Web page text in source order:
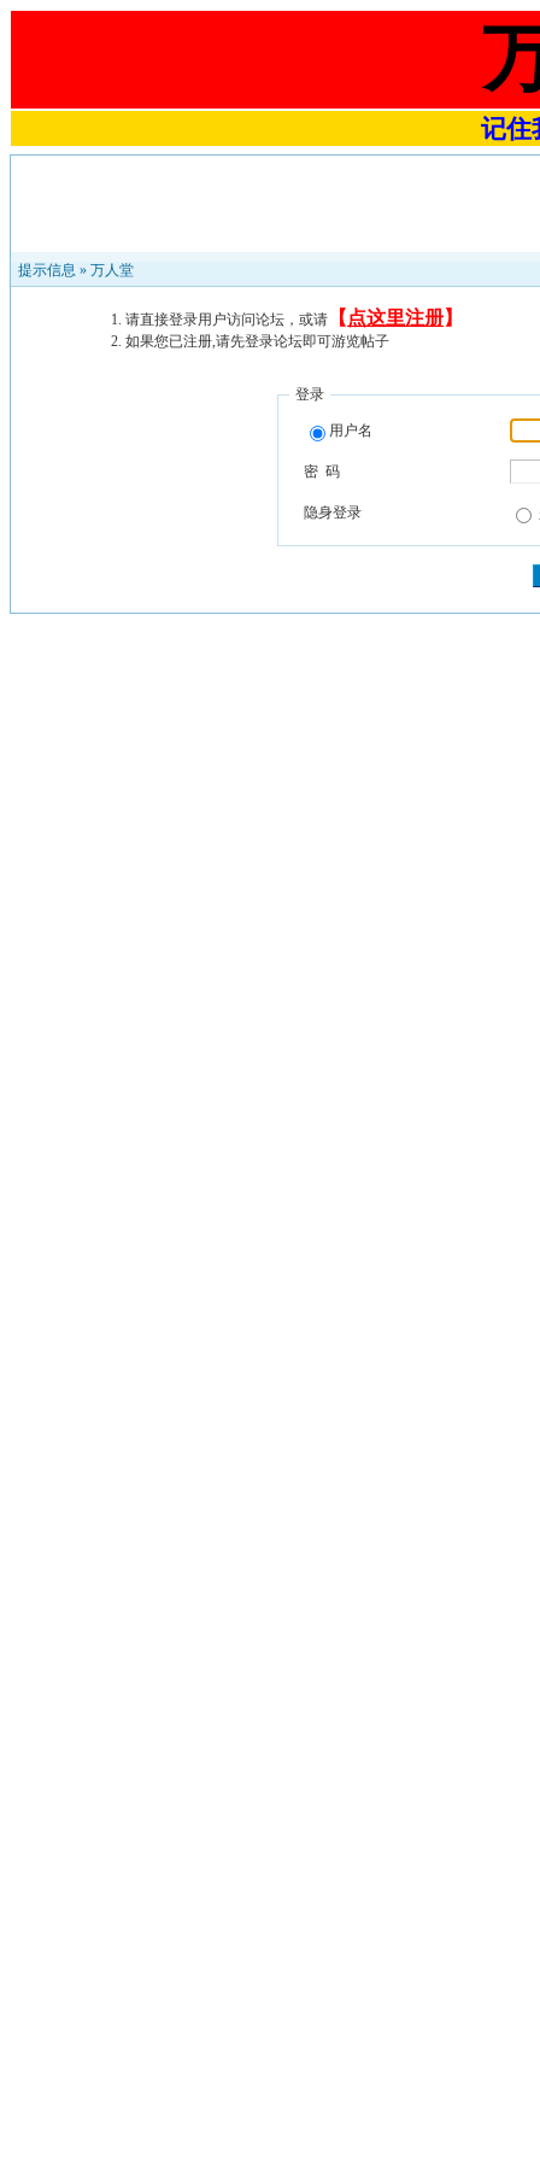
记住
提示信息 » 万人堂
请直接登录用户访问论坛，或请 【 点这里注册】
如果您已注册,请先登录论坛即可游览帖子
登录
用户名
密 码
隐身登录